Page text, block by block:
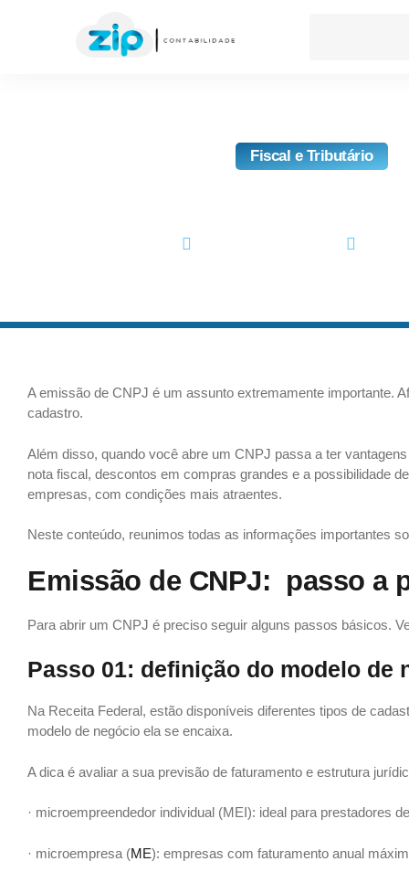
Fiscal e Tributário
A emissão de CNPJ é um assunto extremamente importante.
cadastro.
Além disso, quando você abre um CNPJ passa a ter
nota fiscal, descontos em compras grandes e a possibilidade
empresas, com condições mais atraentes.
Neste conteúdo, reunimos todas as informações importantes
Emissão de CNPJ: passo a
Para abrir um CNPJ é preciso seguir alguns passos básicos.
Passo 01: definição do modelo de
Na Receita Federal, estão disponíveis diferentes tipos de
modelo de negócio ela se encaixa.
A dica é avaliar a sua previsão de faturamento e estrutura
· microempreendedor individual (MEI): ideal para prestadores
· microempresa (ME): empresas com faturamento anual